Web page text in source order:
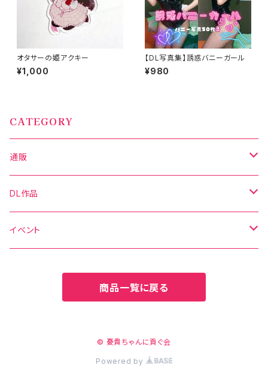
オタサーの姫アクキー
¥1,000
【DL写真集】誘惑バニーガール
¥980
CATEGORY
通販
写真集
グッズ
DL作品
DL写真集
イベント
商品一覧に戻る
© 憂貴ちゃんに貢ぐ会
Powered by